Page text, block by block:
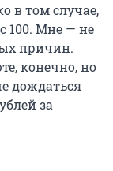
в том случае,
100. Мне — не
причин.
конечно, но
дождаться
за